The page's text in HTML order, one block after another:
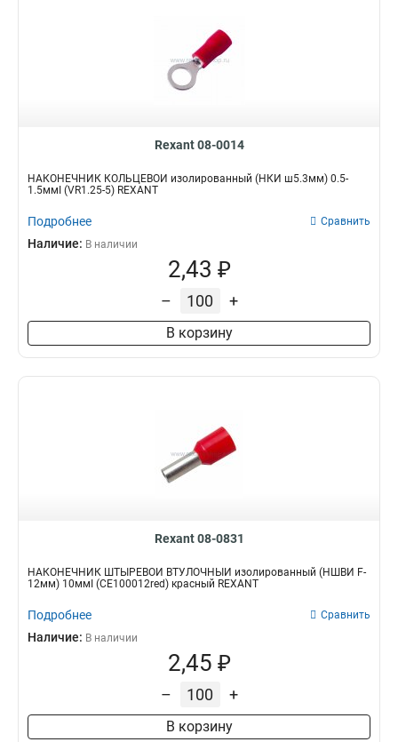
Rexant 08-0014
НАКОНЕЧНИК КОЛЬЦЕВОЙ изолированный (НКИ ш5.3мм) 0.5-
1.5ммІ (VR1.25-5) REXANT
Подробнее Сравнить
Наличие: В наличии
2,43 ₽
– +
В корзину
Rexant 08-0831
НАКОНЕЧНИК ШТЫРЕВОЙ ВТУЛОЧНЫЙ изолированный (НШВИ F-
12мм) 10ммІ (СЕ100012red) красный REXANT
Подробнее Сравнить
Наличие: В наличии
2,45 ₽
– +
В корзину